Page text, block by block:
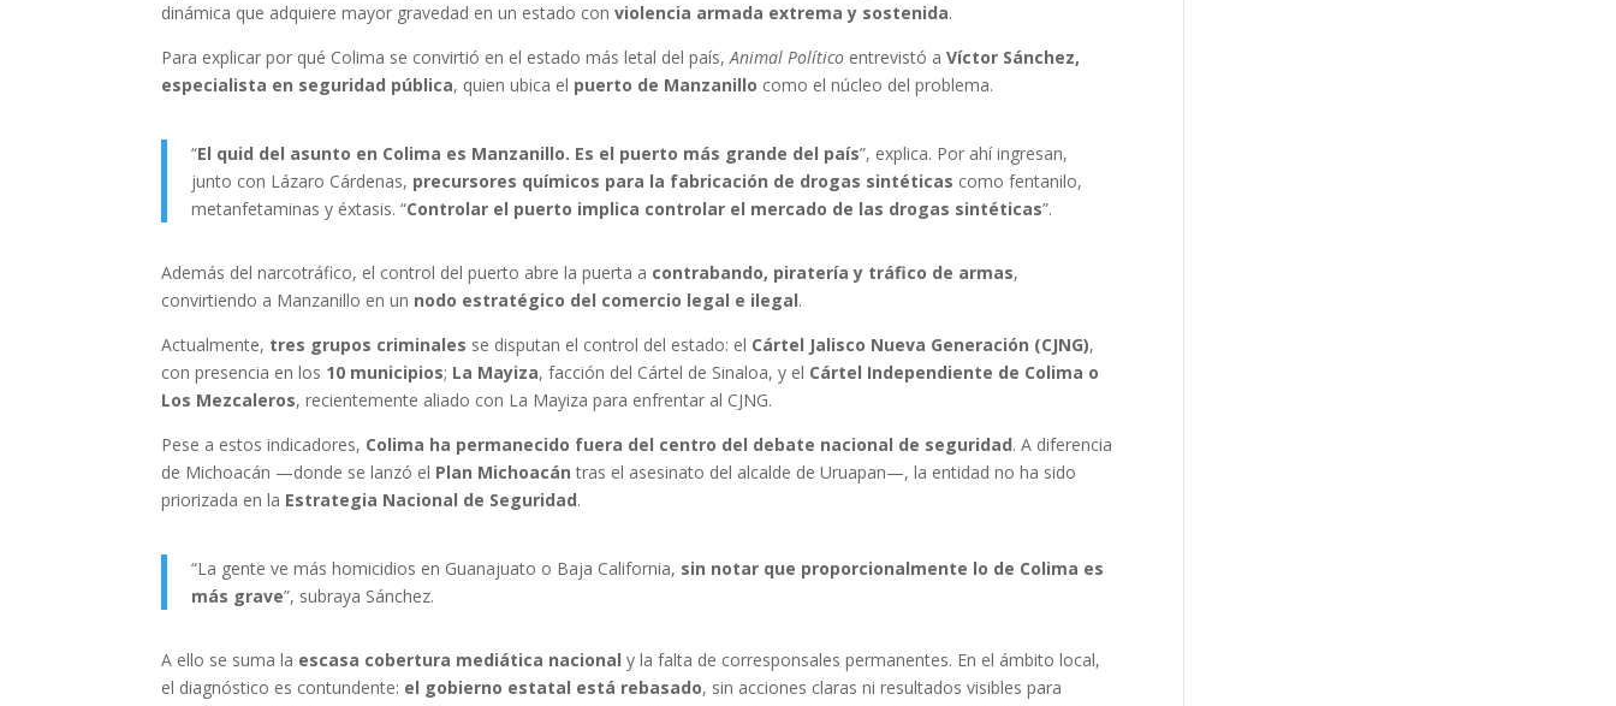
dinámica que adquiere mayor gravedad en un estado conviolencia armada extrema y sostenida.
Para explicar por qué Colima se convirtió en el estado más letal del país,Animal Político entrevistó aVíctor Sánchez,
especialista en seguridad pública, quien ubica el puerto de Manzanillo como el núcleo del problema.
“El quid del asunto en Colima es Manzanillo. Es el puerto más grande del país”, explica. Por ahí ingresan,
junto con Lázaro Cárdenas, precursores químicos para la fabricación de drogas sintéticas como fentanilo,
metanfetaminas y éxtasis. “Controlar el puerto implica controlar el mercado de las drogas sintéticas”.
Además del narcotráfico, el control del puerto abre la puerta a contrabando, piratería y tráfico de armas,
convirtiendo a Manzanillo en un nodo estratégico del comercio legal e ilegal.
Actualmente, tres grupos criminales se disputan el control del estado: el Cártel Jalisco Nueva Generación (CJNG),
con presencia en los 10 municipios; La Mayiza, facción del Cártel de Sinaloa, y el Cártel Independiente de Colima o
Los Mezcaleros, recientemente aliado con La Mayiza para enfrentar al CJNG.
Pese a estos indicadores, Colima ha permanecido fuera del centro del debate nacional de seguridad. A diferencia
de Michoacán —donde se lanzó el Plan Michoacán tras el asesinato del alcalde de Uruapan—, la entidad no ha sido
priorizada en la Estrategia Nacional de Seguridad.
“La gente ve más homicidios en Guanajuato o Baja California, sin notar que proporcionalmente lo de Colima es
más grave”, subraya Sánchez.
A ello se suma la escasa cobertura mediática nacional y la falta de corresponsales permanentes. En el ámbito local,
el diagnóstico es contundente: el gobierno estatal está rebasado, sin acciones claras ni resultados visibles para